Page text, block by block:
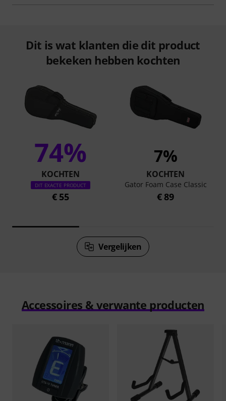
Dit is wat klanten die dit product
bekeken hebben kochten
74%
KOCHTEN
DIT EXACTE PRODUCT
€ 55
7%
KOCHTEN
Gator Foam Case Classic
€ 89
Vergelijken
Accessoires & verwante producten